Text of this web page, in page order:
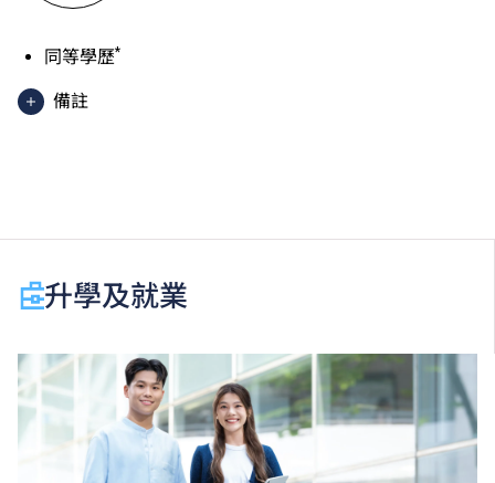
同等學歷*
備註
／「C級或以上」的成績，於申請入學時會被視為等同
香港中學文憑考試科目成績達「第二級」／「第三
能力水平達A2或以上、日語達N3或以上 及 韓語達
TOPIK II, 3級或以上，均被接受為一般入學條件中的五
科之一。2026年起，烏爾都語成績達E級或以上亦會被
接受。詳情請按此處。
香港中學文憑考試應用學習科目（乙類科目）取得「達
升學及就業